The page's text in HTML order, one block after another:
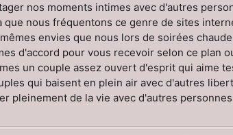
nos moments intimes avec d'autres
que nous fréquentons ce genre de sites
envies que nous lors de soirées
d'accord pour vous recevoir selon ce plan
un couple assez ouvert d'esprit qui aime
qui baisent en plein air avec d'autres
pleinement de la vie avec d'autres